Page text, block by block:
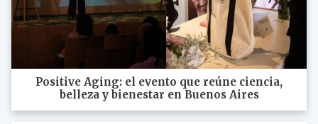
Positive Aging: el evento que reúne ciencia,
belleza y bienestar en Buenos Aires